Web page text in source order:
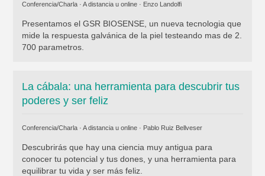
Conferencia/Charla · A distancia u online · Enzo Landolfi
Presentamos el GSR BIOSENSE, un nueva tecnologia que
mide la respuesta galvánica de la piel testeando mas de 2.
700 parametros.
La cábala: una herramienta para descubrir tus
poderes y ser feliz
Conferencia/Charla · A distancia u online · Pablo Ruiz Bellveser
Descubrirás que hay una ciencia muy antigua para
conocer tu potencial y tus dones, y una herramienta para
equilibrar tu vida y ser más feliz.